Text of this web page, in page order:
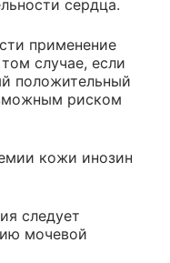
сердца.
применение
случае, если
положительный
риском
кожи инозин
следует
мочевой